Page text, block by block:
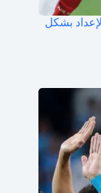
بشكل